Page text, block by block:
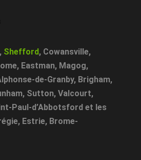
, Shefford, Cowansville,
, Eastman, Magog,
de-Granby, Brigham,
, Sutton, Valcourt,
Paul-d’Abbotsford et les
Estrie, Brome-